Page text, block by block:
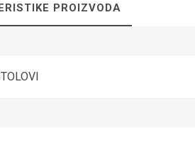
DELOVI
PROIZVODA